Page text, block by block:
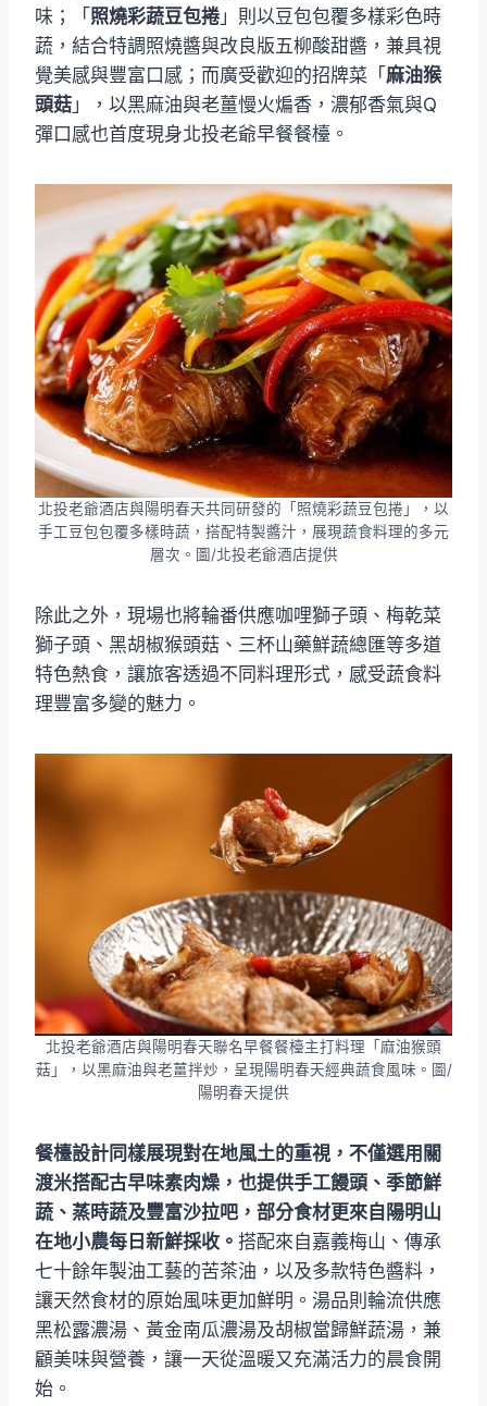
味；「 照燒彩蔬豆包捲」則以豆包包覆多樣彩色時
蔬，結合特調照燒醬與改良版五柳酸甜醬，兼具視
覺美感與豐富口感；而廣受歡迎的招牌菜「 麻油猴
頭菇 」，以黑麻油與老薑慢火煸香，濃郁香氣與Q
彈口感也首度現身北投老爺早餐餐檯。
北投老爺酒店與陽明春天共同研發的「照燒彩蔬豆包捲」，以
手工豆包包覆多樣時蔬，搭配特製醬汁，展現蔬食料理的多元
層次。圖/北投老爺酒店提供
除此之外，現場也將輪番供應咖哩獅子頭、梅乾菜
獅子頭、黑胡椒猴頭菇、三杯山藥鮮蔬總匯等多道
特色熱食，讓旅客透過不同料理形式，感受蔬食料
理豐富多變的魅力。
北投老爺酒店與陽明春天聯名早餐餐檯主打料理「麻油猴頭
菇」，以黑麻油與老薑拌炒，呈現陽明春天經典蔬食風味。圖/
陽明春天提供
餐檯設計同樣展現對在地風土的重視，不僅選用關
渡米搭配古早味素肉燥，也提供手工饅頭、季節鮮
蔬、蒸時蔬及豐富沙拉吧，部分食材更來自陽明山
在地小農每日新鮮採收。 搭配來自嘉義梅山、傳承
七十餘年製油工藝的苦茶油，以及多款特色醬料，
讓天然食材的原始風味更加鮮明。湯品則輪流供應
黑松露濃湯、黃金南瓜濃湯及胡椒當歸鮮蔬湯，兼
顧美味與營養，讓一天從溫暖又充滿活力的晨食開
始。